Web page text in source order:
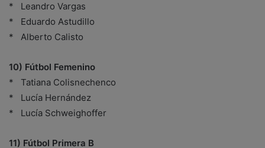
* Leandro Vargas
* Eduardo Astudillo
* Alberto Calisto
10) Fútbol Femenino
* Tatiana Colisnechenco
* Lucía Hernández
* Lucía Schweighoffer
11) Fútbol Primera B